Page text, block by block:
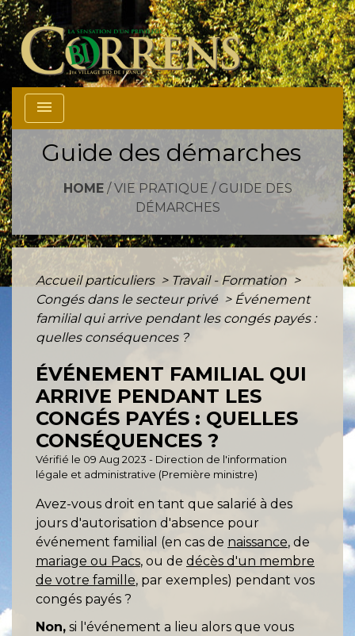
menu
Guide des démarches
HOME/ VIE PRATIQUE / GUIDE DES
DÉMARCHES
Accueil particuliers > Travail - Formation >
Congés dans le secteur privé > Événement
familial qui arrive pendant les congés payés :
quelles conséquences ?
ÉVÉNEMENT FAMILIAL QUI
ARRIVE PENDANT LES
CONGÉS PAYÉS : QUELLES
CONSÉQUENCES ?
Vérifié le 09 Aug 2023 - Direction de l'information
légale et administrative (Première ministre)
Avez-vous droit en tant que salarié à des
jours d'autorisation d'absence pour
événement familial (en cas de naissance, de
mariage ou Pacs, ou de décès d'un membre
de votre famille, par exemples) pendant vos
congés payés ?
Non, si l'événement a lieu alors que vous